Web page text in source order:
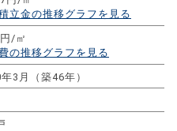
立金の推移グラフを見る
/㎡
の推移グラフを見る
3月（築46年）